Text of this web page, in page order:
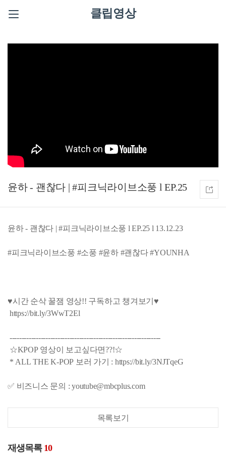
클립영상
윤하 - 괜찮다 | #피크닉라이브소풍 l EP.25
윤하 - 괜찮다 | #피크닉라이브소풍 l EP.25 l 13.12.23
#피크닉라이브소풍 #소풍 #윤하 #괜찮다 #YOUNHA
♥시간 순삭 꿀잼 영상!! 구독하고 챙겨보기♥
https://bit.ly/3WwT2El
---------------------------------------------------------------
☆KPOP 영상이 보고싶다면??!☆
* ALL THE K-POP 보러 가기 : https://bit.ly/3NJTqeG
✅ 비즈니스 문의 : youtube@mbcplus.com
목록보기
재생목록 10